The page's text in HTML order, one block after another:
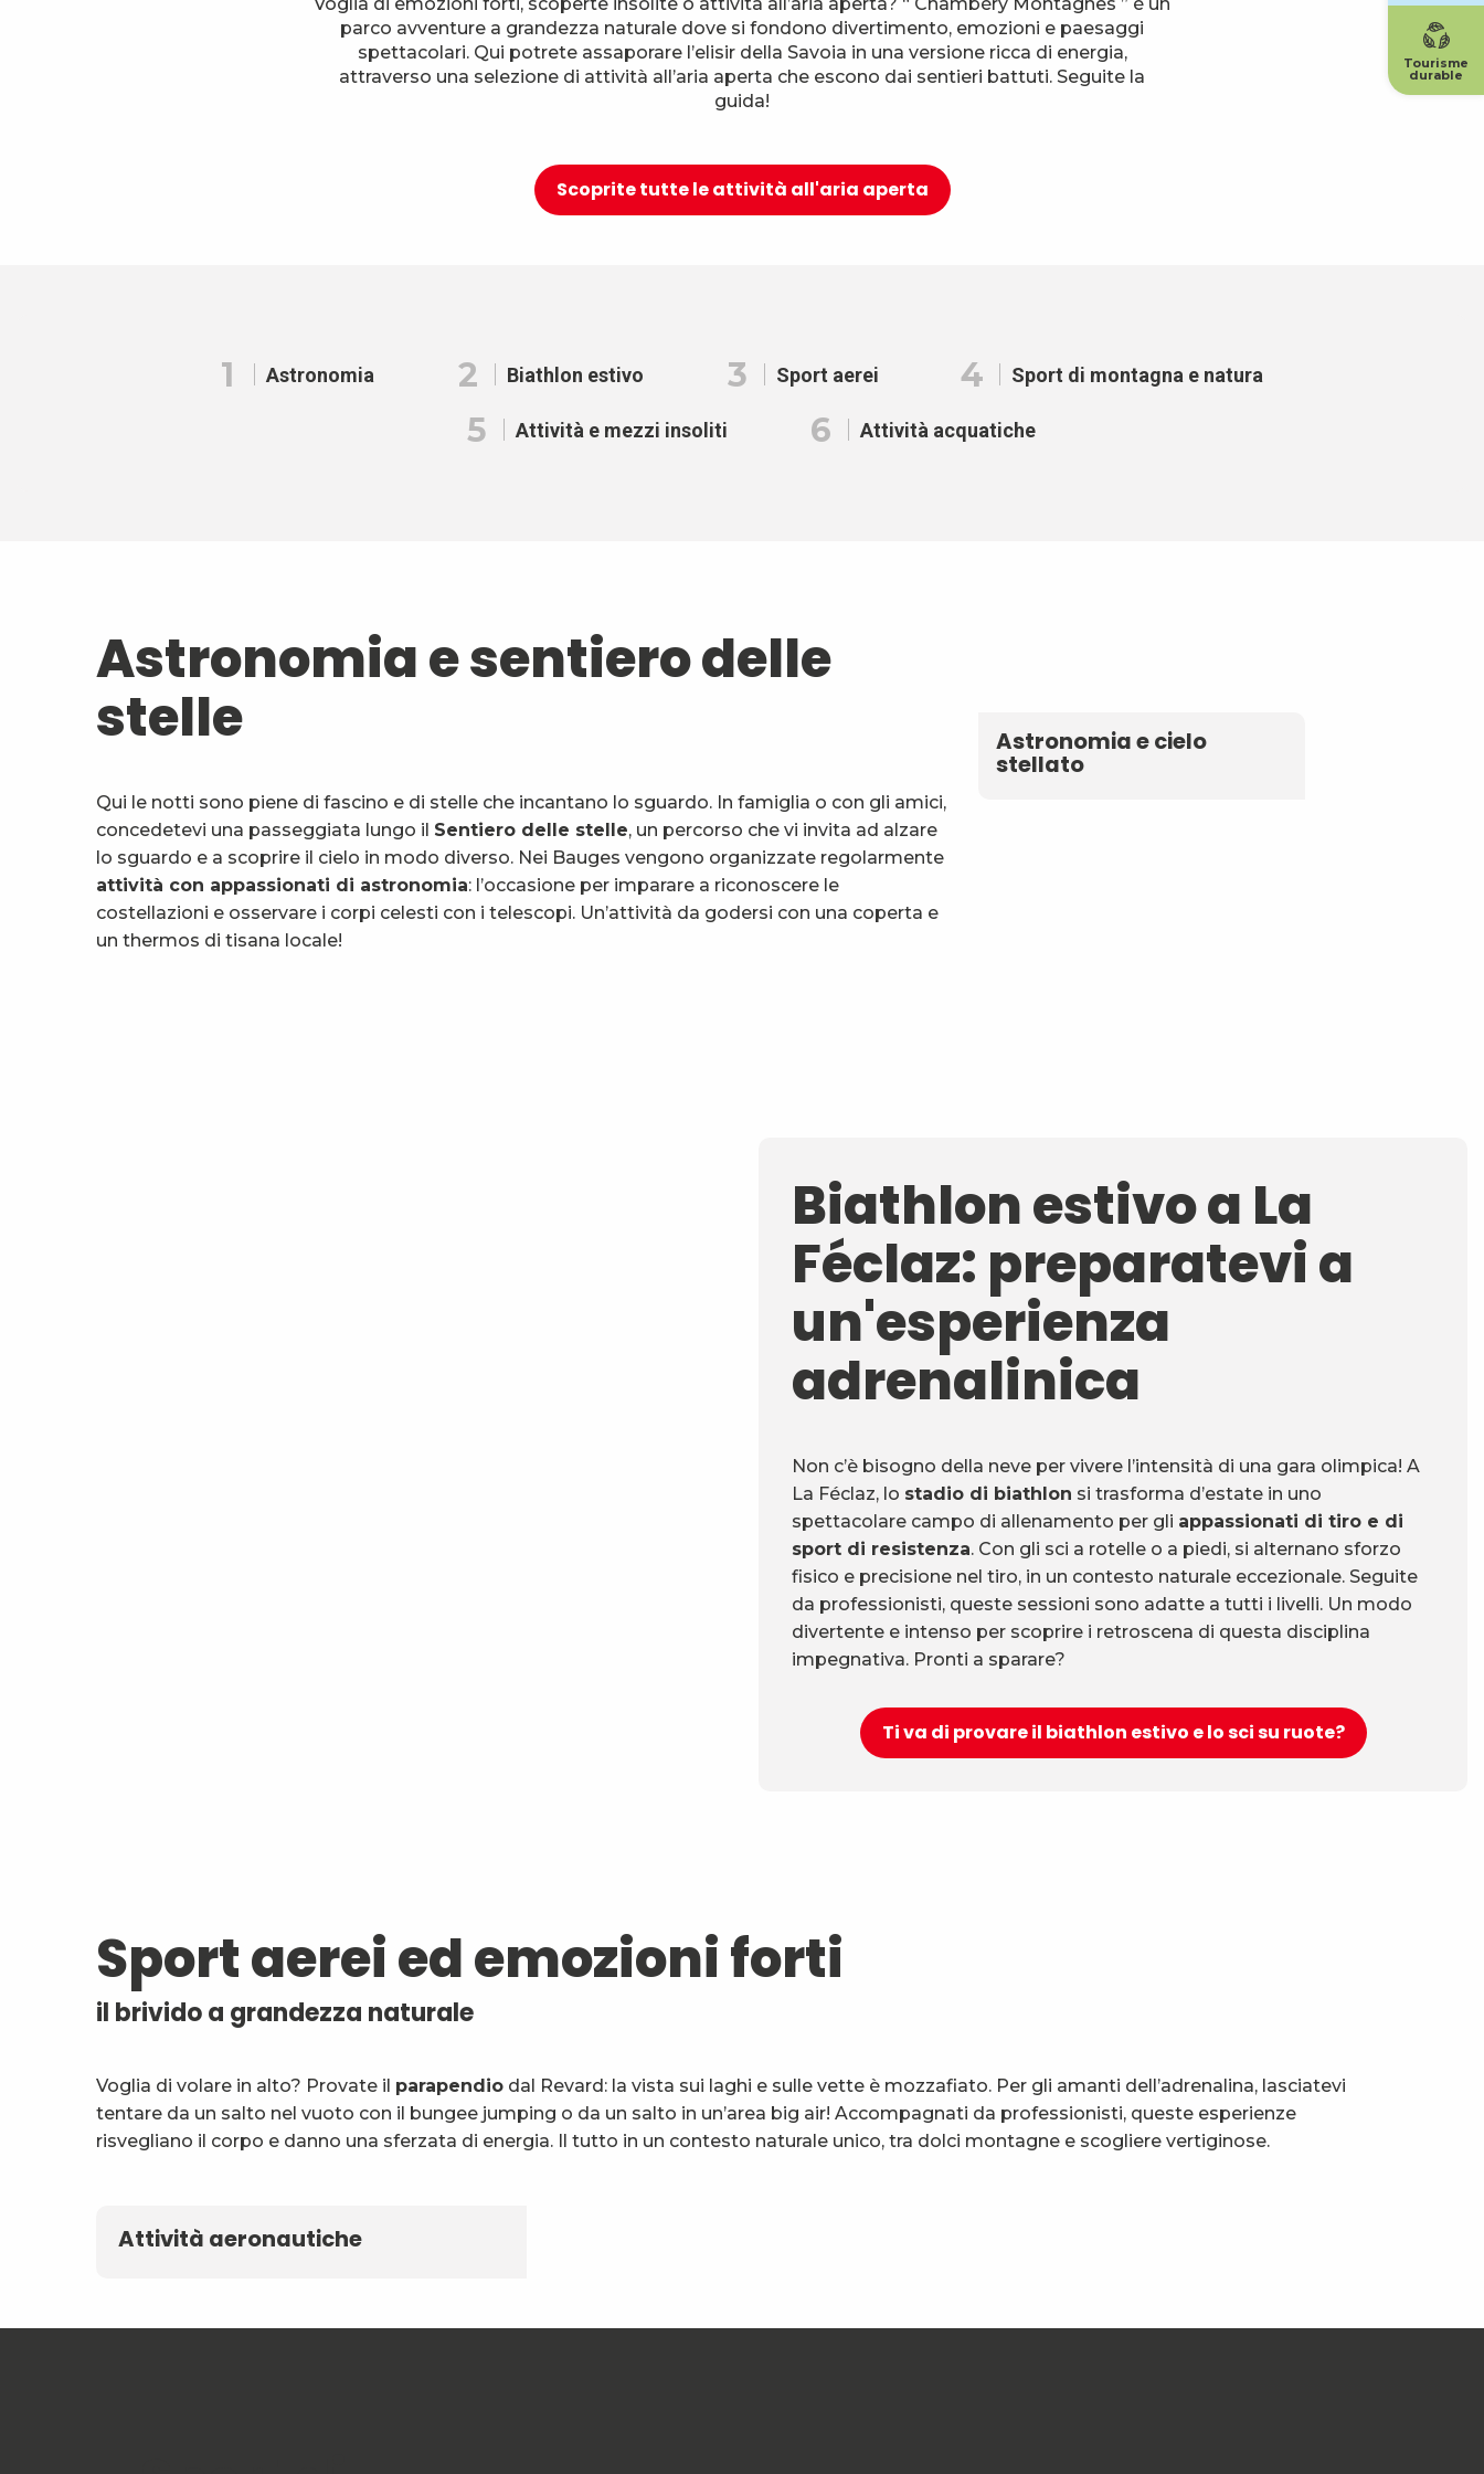
Tourisme
durable
parco avventure a grandezza naturale dove si fondono divertimento, emozioni e paesaggi
spettacolari. Qui potrete assaporare l’elisir della Savoia in una versione ricca di energia,
attraverso una selezione di attività all’aria aperta che escono dai sentieri battuti. Seguite la
guida!
Scoprite tutte le attività all'aria aperta
1 Astronomia 2 Biathlon estivo 3 Sport aerei 4 Sport di montagna e natura
5 Attività e mezzi insoliti 6 Attività acquatiche
Astronomia e sentiero delle
stelle
Qui le notti sono piene di fascino e di stelle che incantano lo sguardo. In famiglia o con gli amici,
concedetevi una passeggiata lungo il Sentiero delle stelle, un percorso che vi invita ad alzare
lo sguardo e a scoprire il cielo in modo diverso. Nei Bauges vengono organizzate regolarmente
attività con appassionati di astronomia: l’occasione per imparare a riconoscere le
costellazioni e osservare i corpi celesti con i telescopi. Un’attività da godersi con una coperta e
un thermos di tisana locale!
Astronomia e cielo
stellato
Biathlon estivo a La
Féclaz: preparatevi a
un'esperienza
adrenalinica
Non c’è bisogno della neve per vivere l’intensità di una gara olimpica! A
La Féclaz, lo stadio di biathlon si trasforma d’estate in uno
spettacolare campo di allenamento per gli appassionati di tiro e di
sport di resistenza. Con gli sci a rotelle o a piedi, si alternano sforzo
fisico e precisione nel tiro, in un contesto naturale eccezionale. Seguite
da professionisti, queste sessioni sono adatte a tutti i livelli. Un modo
divertente e intenso per scoprire i retroscena di questa disciplina
impegnativa. Pronti a sparare?
Ti va di provare il biathlon estivo e lo sci su ruote?
Sport aerei ed emozioni forti
il brivido a grandezza naturale
Voglia di volare in alto? Provate il parapendio dal Revard: la vista sui laghi e sulle vette è mozzafiato. Per gli amanti dell’adrenalina, lasciatevi
tentare da un salto nel vuoto con il bungee jumping o da un salto in un’area big air! Accompagnati da professionisti, queste esperienze
risvegliano il corpo e danno una sferzata di energia. Il tutto in un contesto naturale unico, tra dolci montagne e scogliere vertiginose.
Attività aeronautiche